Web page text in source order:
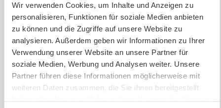
Wir verwenden Cookies, um Inhalte und Anzeigen zu
personalisieren, Funktionen für soziale Medien anbieten
zu können und die Zugriffe auf unsere Website zu
analysieren. Außerdem geben wir Informationen zu Ihrer
Verwendung unserer Website an unsere Partner für
soziale Medien, Werbung und Analysen weiter. Unsere
Partner führen diese Informationen möglicherweise mit
weiteren Daten zusammen, die Sie ihnen bereitgestellt
Deine Ergonomie-Spezialisten und
Bikeleasing-Experten im Raum
Regensburg.
Links
Terminbuchung
Unsere Bikes
Ergonomie
PremiumCard
Bikeleasing
Kontakt &
Öffnungszeiten
FAQ - Häufige
Fragen
Wallrider
Podcast
Wallrider
Youtube